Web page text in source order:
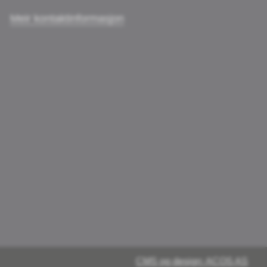
Meir kontaktinformasjon
CMS og design: ACOS AS